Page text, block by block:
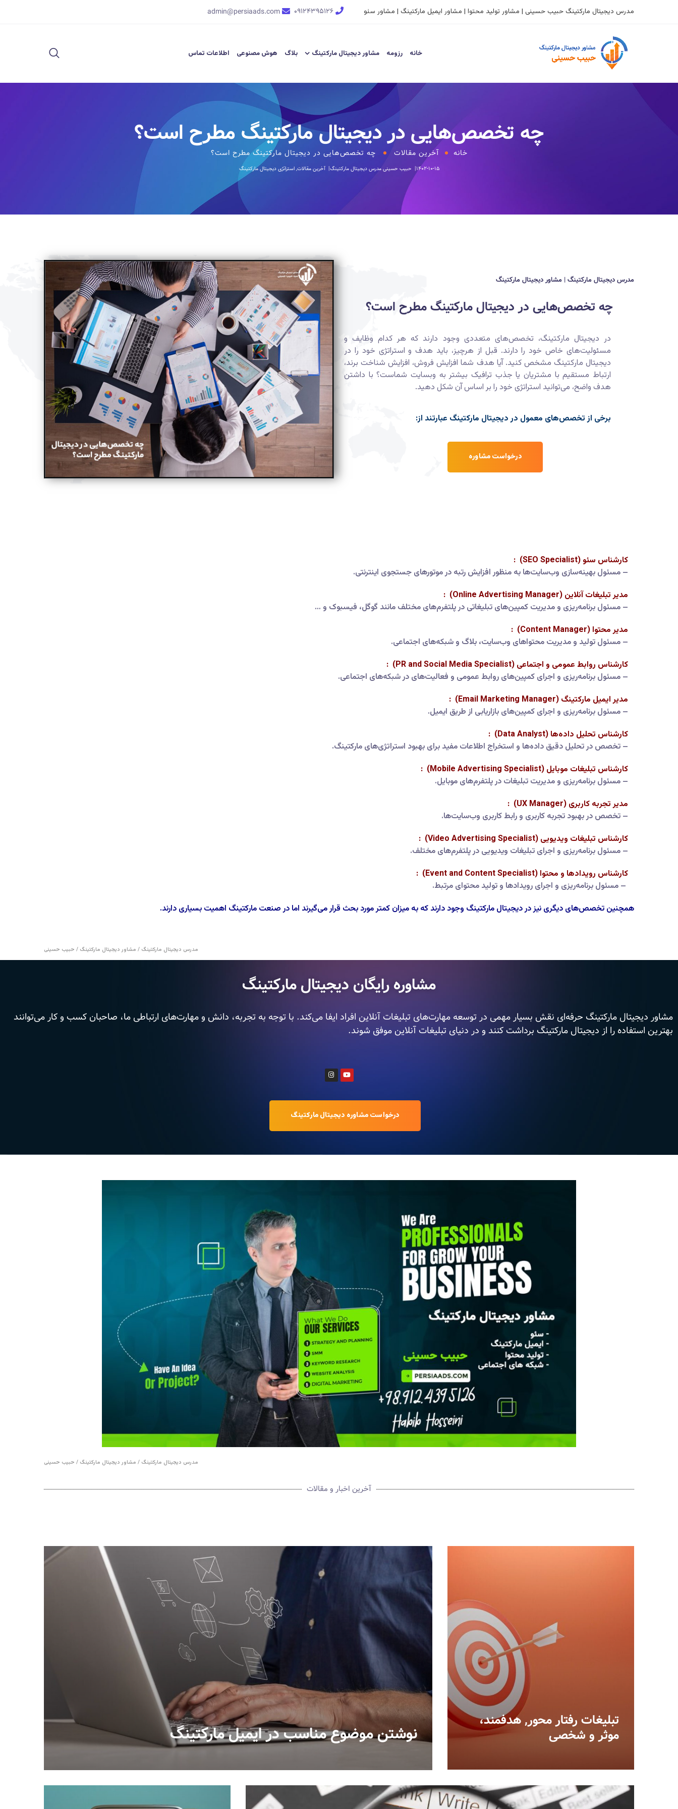
مدرس دیجیتال مارکتینگ حبیب حسینی | مشاور تولید محتوا | مشاور ایمیل مارکتینگ | مشاور سئو admin@persiaads.com
خانه رزومه مشاور دیجیتال مارکتینگ بلاگ هوش مصنوعی اطلاعات تماس
چه تخصص‌هایی در دیجیتال مارکتینگ مطرح است؟
خانه آخرین مقالات چه تخصص‌هایی در دیجیتال مارکتینگ مطرح است؟
۱۴۰۲-۱۰-۱۵ حبیب حسینیمدرس دیجیتال مارکتینگ آخرین مقالات,استراتژی دیجیتال مارکتینگ
مدرس دیجیتال مارکتینگ | مشاور دیجیتال مارکتینگ
چه تخصص‌هایی در دیجیتال مارکتینگ مطرح است؟
در دیجیتال مارکتینگ، تخصص‌های متعددی وجود دارند که هر کدام وظایف و
مسئولیت‌های خاص خود را دارند. قبل از هرچیز، باید هدف و استراتژی خود را در
دیجیتال مارکتینگ مشخص کنید. آیا هدف شما افزایش فروش، افزایش شناخت برند،
ارتباط مستقیم با مشتریان یا جذب ترافیک بیشتر به وبسایت شماست؟ با داشتن
هدف واضح، می‌توانید استراتژی خود را بر اساس آن شکل دهید.
برخی از تخصص‌های معمول در دیجیتال مارکتینگ عبارتند از:
درخواست مشاوره
کارشناس سئو (SEO Specialist) :
– مسئول بهینه‌سازی وب‌سایت‌ها به منظور افزایش رتبه در موتورهای جستجوی اینترنتی.
مدیر تبلیغات آنلاین (Online Advertising Manager) :
– مسئول برنامه‌ریزی و مدیریت کمپین‌های تبلیغاتی در پلتفرم‌های مختلف مانند گوگل، فیسبوک و …
مدیر محتوا (Content Manager) :
– مسئول تولید و مدیریت محتواهای وب‌سایت، بلاگ و شبکه‌های اجتماعی.
کارشناس روابط عمومی و اجتماعی (PR and Social Media Specialist) :
– مسئول برنامه‌ریزی و اجرای کمپین‌های روابط عمومی و فعالیت‌های در شبکه‌های اجتماعی.
مدیر ایمیل مارکتینگ (Email Marketing Manager) :
– مسئول برنامه‌ریزی و اجرای کمپین‌های بازاریابی از طریق ایمیل.
کارشناس تحلیل داده‌ها (Data Analyst) :
– تخصص در تحلیل دقیق داده‌ها و استخراج اطلاعات مفید برای بهبود استراتژی‌های مارکتینگ.
کارشناس تبلیغات موبایل (Mobile Advertising Specialist) :
– مسئول برنامه‌ریزی و مدیریت تبلیغات در پلتفرم‌های موبایل.
مدیر تجربه کاربری (UX Manager) :
– تخصص در بهبود تجربه کاربری و رابط کاربری وب‌سایت‌ها.
کارشناس تبلیغات ویدیویی (Video Advertising Specialist) :
– مسئول برنامه‌ریزی و اجرای تبلیغات ویدیویی در پلتفرم‌های مختلف.
کارشناس رویدادها و محتوا (Event and Content Specialist) :
– مسئول برنامه‌ریزی و اجرای رویدادها و تولید محتوای مرتبط.
همچنین تخصص‌های دیگری نیز در دیجیتال مارکتینگ وجود دارند که به میزان کمتر مورد بحث قرار می‌گیرند اما در صنعت مارکتینگ اهمیت بسیاری دارند.
مدرس دیجیتال مارکتینگ / مشاور دیجیتال مارکتینگ / حبیب حسینی
مشاوره رایگان دیجیتال مارکتینگ
مشاور دیجیتال مارکتینگ حرفه‌ای نقش بسیار مهمی در توسعه مهارت‌های تبلیغات آنلاین افراد ایفا می‌کند. با توجه به تجربه، دانش و مهارت‌های ارتباطی ما، صاحبان کسب و کار می‌توانند
بهترین استفاده را از دیجیتال مارکتینگ برداشت کنند و در دنیای تبلیغات آنلاین موفق شوند.
درخواست مشاوره دیجیتال مارکتینگ
مدرس دیجیتال مارکتینگ / مشاور دیجیتال مارکتینگ / حبیب حسینی
آخرین اخبار و مقالات
تبلیغات رفتار محور, هدفمند،
موثر و شخصی
نوشتن موضوع مناسب در ایمیل مارکتینگ